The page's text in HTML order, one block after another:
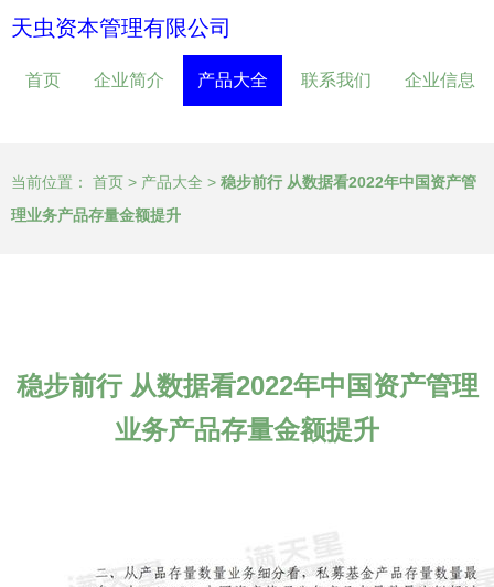
天虫资本管理有限公司
首页 企业简介 产品大全 联系我们 企业信息
当前位置： 首页 > 产品大全 > 稳步前行 从数据看2022年中国资产管
理业务产品存量金额提升
稳步前行 从数据看2022年中国资产管理
业务产品存量金额提升